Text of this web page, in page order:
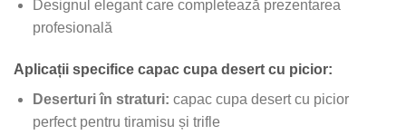
Designul elegant care completează prezentarea
profesională
Aplicații specifice capac cupa desert cu picior:
Deserturi în straturi: capac cupa desert cu picior
perfect pentru tiramisu și trifle